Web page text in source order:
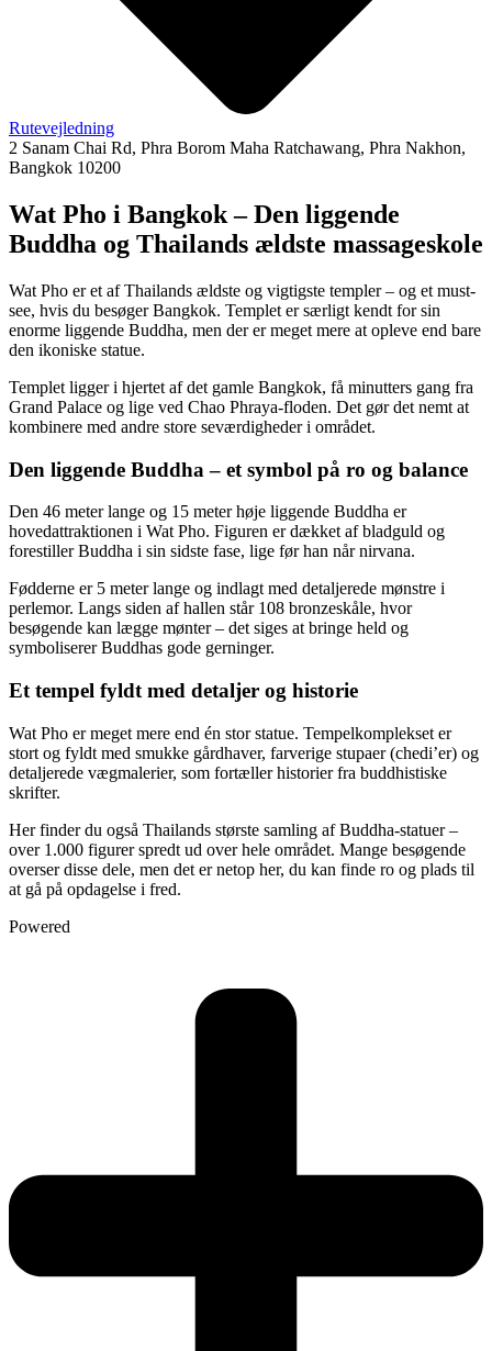
Rutevejledning
2 Sanam Chai Rd, Phra Borom Maha Ratchawang, Phra Nakhon,
Bangkok 10200
Wat Pho i Bangkok – Den liggende
Buddha og Thailands ældste massageskole
Wat Pho er et af Thailands ældste og vigtigste templer – og et must-
see, hvis du besøger Bangkok. Templet er særligt kendt for sin
enorme liggende Buddha, men der er meget mere at opleve end bare
den ikoniske statue.
Templet ligger i hjertet af det gamle Bangkok, få minutters gang fra
Grand Palace og lige ved Chao Phraya-floden. Det gør det nemt at
kombinere med andre store seværdigheder i området.
Den liggende Buddha – et symbol på ro og balance
Den 46 meter lange og 15 meter høje liggende Buddha er
hovedattraktionen i Wat Pho. Figuren er dækket af bladguld og
forestiller Buddha i sin sidste fase, lige før han når nirvana.
Fødderne er 5 meter lange og indlagt med detaljerede mønstre i
perlemor. Langs siden af hallen står 108 bronzeskåle, hvor
besøgende kan lægge mønter – det siges at bringe held og
symboliserer Buddhas gode gerninger.
Et tempel fyldt med detaljer og historie
Wat Pho er meget mere end én stor statue. Tempelkomplekset er
stort og fyldt med smukke gårdhaver, farverige stupaer (chedi’er) og
detaljerede vægmalerier, som fortæller historier fra buddhistiske
skrifter.
Her finder du også Thailands største samling af Buddha-statuer –
over 1.000 figurer spredt ud over hele området. Mange besøgende
overser disse dele, men det er netop her, du kan finde ro og plads til
at gå på opdagelse i fred.
Powered